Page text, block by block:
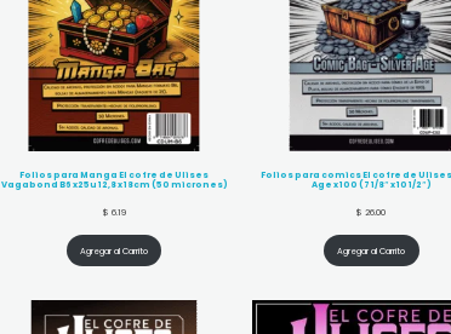
Folios para Manga El cofre de Ulises
Vagabond B6 x25u 12,8 x 18cm (50 micrones)
$ 6.19
Agregar al Carrito
Folios para comics El cofre de
Age x 100 (7 1/8″ x 10 1/2″)
$ 26.00
Agregar al Carrito